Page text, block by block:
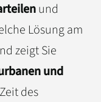
und
Lösung am
zeigt Sie
und
des